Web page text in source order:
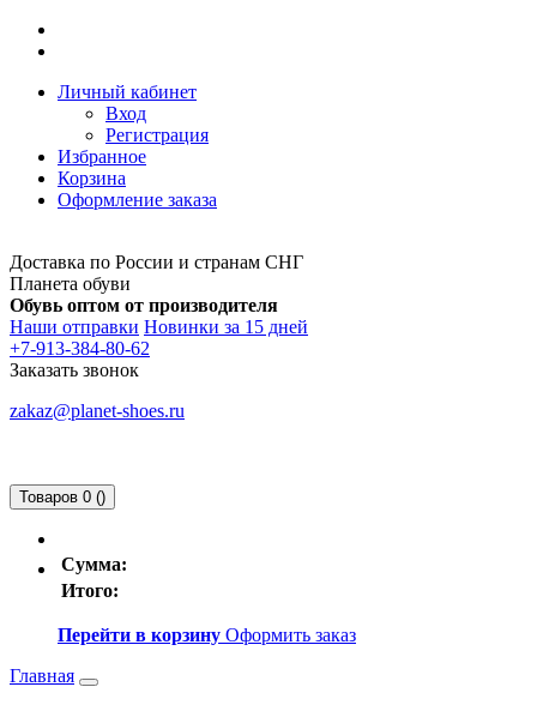
Личный кабинет
Вход
Регистрация
Избранное
Корзина
Оформление заказа
Доставка по России и странам СНГ
Планета обуви
Обувь оптом от производителя
Наши отправки Новинки за 15 дней
+7-913-384-80-62
Заказать звонок
zakaz@planet-shoes.ru
Товаров 0 ()
Сумма:
Итого:
Перейти в корзину Оформить заказ
Главная